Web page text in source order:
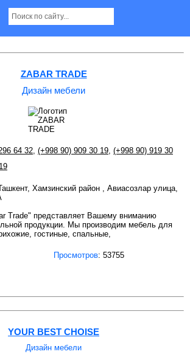
в Ташкенте
ZABAR TRADE
Дизайн мебели
64 32 (+998 90) 909 30 19 (+998 90) 919 30
Хамзинский район , Авиасозлар улица,
Trade" представляет Вашему вниманию
продукции. Мы производим мебель для
гостиные, спальные,
Просмотров: 53755
YOUR BEST CHOISE
Дизайн мебели